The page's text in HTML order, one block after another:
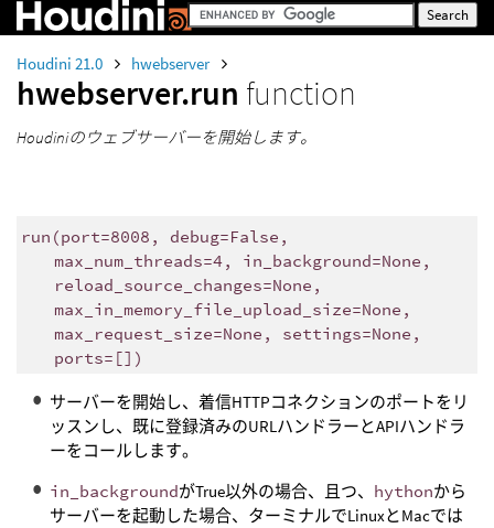
Houdini 21.0 hwebserver
hwebserver.run function
Houdiniのウェブサーバーを開始します。
run(port=8008, debug=False,
max_num_threads=4, in_background=None,
reload_source_changes=None,
max_in_memory_file_upload_size=None,
max_request_size=None, settings=None,
ports=[])
サーバーを開始し、着信HTTPコネクションのポートをリ
ッスンし、既に登録済みのURLハンドラーとAPIハンドラ
ーをコールします。
in_backgroundがTrue以外の場合、且つ、 hythonから
サーバーを起動した場合、ターミナルでLinuxとMacでは